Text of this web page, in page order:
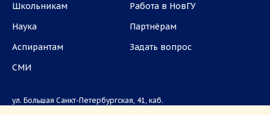
Школьникам
Наука
Аспирантам
СМИ
Работа в НовГУ
Партнёрам
Задать вопрос
ул. Большая Санкт-Петербургская, 41, каб.